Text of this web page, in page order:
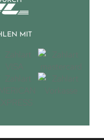
MIT